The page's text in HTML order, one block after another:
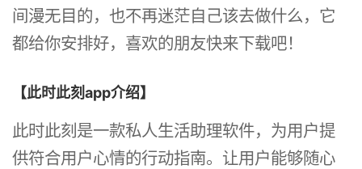
间漫无目的，也不再迷茫自己该去做什么，它
都给你安排好，喜欢的朋友快来下载吧！
【此时此刻app介绍】
此时此刻是一款私人生活助理软件，为用户提
供符合用户心情的行动指南。让用户能够随心